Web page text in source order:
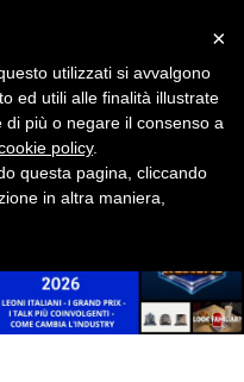
×
utilizzati si avvalgono
ed utili alle finalità illustrate
di più o negare il consenso a
policy.
questa pagina, cliccando
in altra maniera,